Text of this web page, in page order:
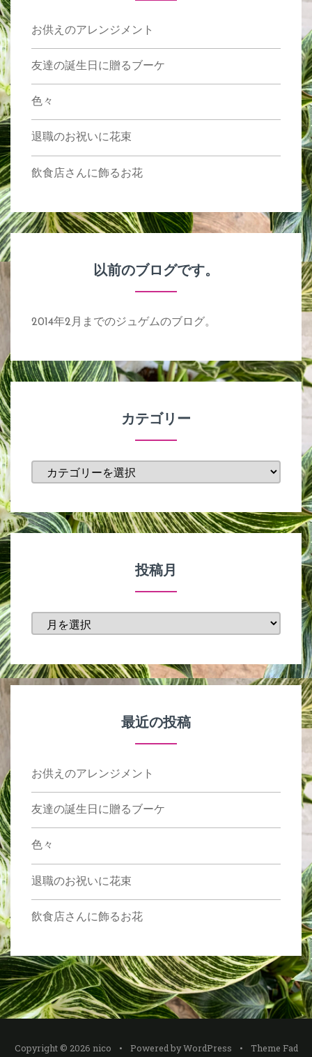
お供えのアレンジメント
友達の誕生日に贈るブーケ
色々
退職のお祝いに花束
飲食店さんに飾るお花
以前のブログです。
2014年2月までのジュゲムのブログ。
カテゴリー
テ
リ
ー
投稿月
稿
最近の投稿
お供えのアレンジメント
友達の誕生日に贈るブーケ
色々
退職のお祝いに花束
飲食店さんに飾るお花
Copyright © 2026 nico Powered byWordPress Theme Fad